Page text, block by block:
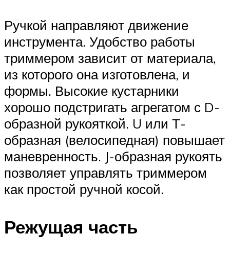
Ручкой направляют движение
инструмента. Удобство работы
триммером зависит от материала,
из которого она изготовлена, и
формы. Высокие кустарники
хорошо подстригать агрегатом с D-
образной рукояткой. U или Т-
образная (велосипедная) повышает
маневренность. J-образная рукоять
позволяет управлять триммером
как простой ручной косой.
Режущая часть